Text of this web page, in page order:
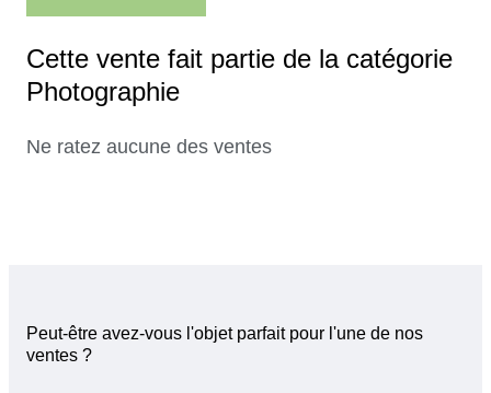
Cette vente fait partie de la catégorie
Photographie
Ne ratez aucune des ventes
Peut-être avez-vous l'objet parfait pour l'une de nos
ventes ?